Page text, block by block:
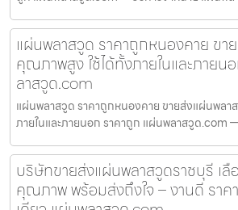
แผ่นพลาสวูด ราคาถูกหนองคาย ขา
คุณภาพสูง ใช้ได้ทั้งภายในและภาย
ลาสวูด.com
แผ่นพลาสวูด ราคาถูกหนองคาย ขายส่งแผ่นพลา
ภายในและภายนอก ราคาถูก แผ่นพลาสวูด.com
บริษัทขายส่งแผ่นพลาสวูดราชบุรี เ
คุณภาพ พร้อมส่งถึงใจ – งานดี รา